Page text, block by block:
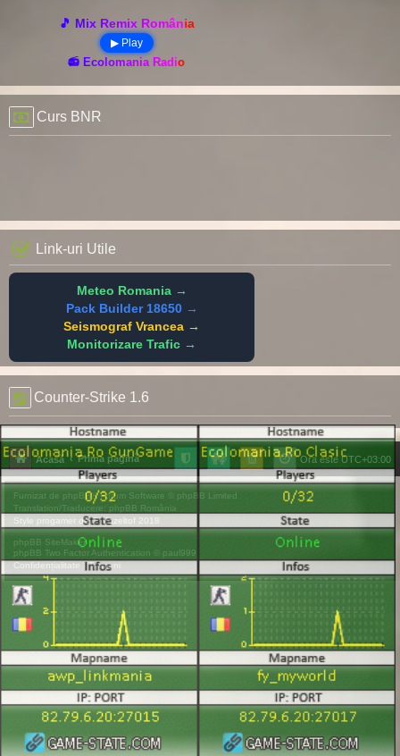
🎵 Mix Remix România
▶ Play
📻 Ecolomania Radio
Curs BNR
Link-uri Utile
Meteo Romania →
Pack Builder 18650 →
Seismograf Vrancea →
Monitorizare Trafic →
Counter-Strike 1.6
Acasă Prima pagină Ora este UTC+03:00
Furnizat de phpBB® Forum Software © phpBB Limited
Translation/Traducere: phpBB România
Style progamer de ©Mazeltof 2018
phpBB SiteMaker
phpBB Two Factor Authentication © paul999
Confidențialitate |Termeni